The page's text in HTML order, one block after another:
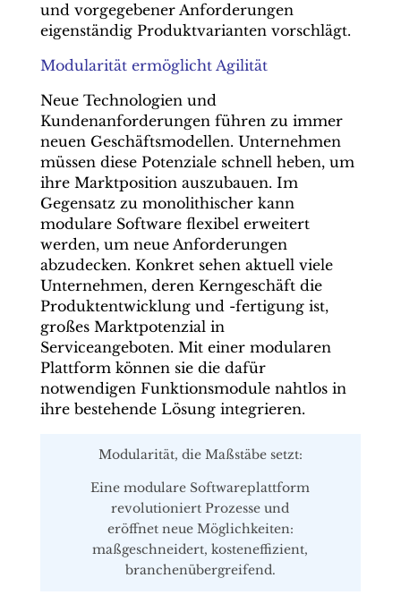
und vorgegebener Anforderungen
eigenständig Produktvarianten vorschlägt.
Modularität ermöglicht Agilität
Neue Technologien und
Kundenanforderungen führen zu immer
neuen Geschäftsmodellen. Unternehmen
müssen diese Potenziale schnell heben, um
ihre Marktposition auszubauen. Im
Gegensatz zu monolithischer kann
modulare Software flexibel erweitert
werden, um neue Anforderungen
abzudecken. Konkret sehen aktuell viele
Unternehmen, deren Kerngeschäft die
Produktentwicklung und -fertigung ist,
großes Marktpotenzial in
Serviceangeboten. Mit einer modularen
Plattform können sie die dafür
notwendigen Funktionsmodule nahtlos in
ihre bestehende Lösung integrieren.
Modularität, die Maßstäbe setzt:
Eine modulare Softwareplattform
revolutioniert Prozesse und
eröffnet neue Möglichkeiten:
maßgeschneidert, kosteneffizient,
branchenübergreifend.